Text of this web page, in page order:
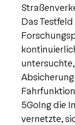
Das
5GoIng die
vernetzte,